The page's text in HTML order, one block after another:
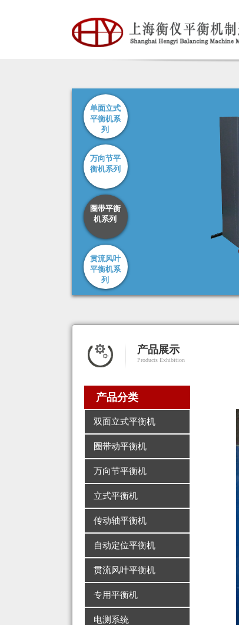
单面立式
平衡机系
列
万向节平
衡机系列
圈带平衡
机系列
贯流风叶
平衡机系
列
产品展示
Products Exhibition
产品分类
双面立式平衡机
圈带动平衡机
万向节平衡机
立式平衡机
传动轴平衡机
自动定位平衡机
贯流风叶平衡机
专用平衡机
电测系统